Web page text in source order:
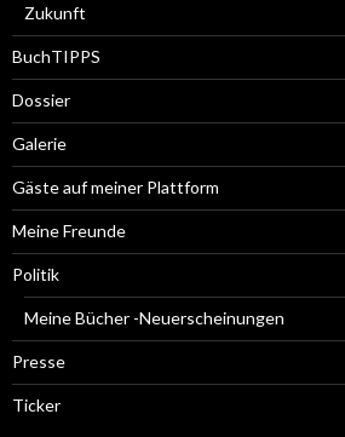
Zukunft
BuchTIPPS
Dossier
Galerie
Gäste auf meiner Plattform
Meine Freunde
Politik
Meine Bücher -Neuerscheinungen
Presse
Ticker